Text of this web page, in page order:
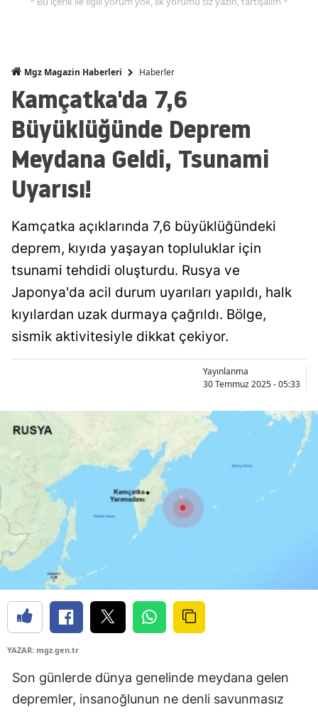
Mgz Magazin Haberleri Haberler
Kamçatka'da 7,6
Büyüklüğünde Deprem
Meydana Geldi, Tsunami
Uyarısı!
Kamçatka açıklarında 7,6 büyüklüğündeki
deprem, kıyıda yaşayan topluluklar için
tsunami tehdidi oluşturdu. Rusya ve
Japonya'da acil durum uyarıları yapıldı, halk
kıyılardan uzak durmaya çağrıldı. Bölge,
sismik aktivitesiyle dikkat çekiyor.
Yayınlanma
30 Temmuz 2025 - 05:33
YAZAR: mgz.gen.tr
Son günlerde dünya genelinde meydana gelen
depremler, insanoğlunun ne denli savunmasız